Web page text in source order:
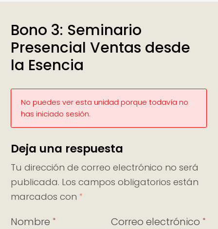
Bono 3: Seminario
Presencial Ventas desde
la Esencia
No puedes ver esta unidad porque todavía no
has iniciado sesión.
Deja una respuesta
Tu dirección de correo electrónico no será
publicada. Los campos obligatorios están
marcados con *
Nombre * Correo electrónico *